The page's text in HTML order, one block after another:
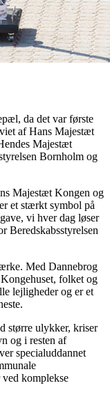
da det var første
af Hans Majestæt
Majestæt
Bornholm og
Majestæt Kongen og
et stærkt symbol på
vi hver dag løser
Beredskabsstyrelsen
Med Dannebrog
folket og
lejligheder og er et
større ulykker, kriser
og i resten af
specialuddannet
komplekse